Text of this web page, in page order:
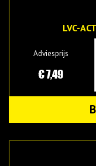
LVC-
Adviesprijs
€ 7,49